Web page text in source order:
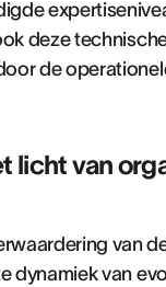
deze
de
licht van
van
dynamiek van